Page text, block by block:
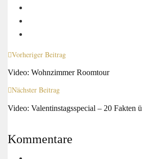
Vorheriger Beitrag
Video: Wohnzimmer Roomtour
Nächster Beitrag
Video: Valentinstagsspecial – 20 Fakten
Kommentare